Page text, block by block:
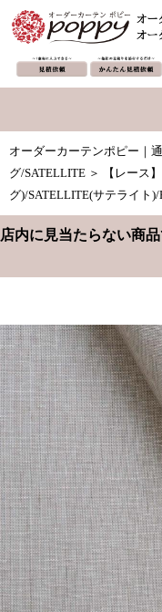
オーダーカーテンポピー｜
グ/SATELLITE ＞ 【レース
グ)/SATELLITE(サテライト
店内に見当たらない商